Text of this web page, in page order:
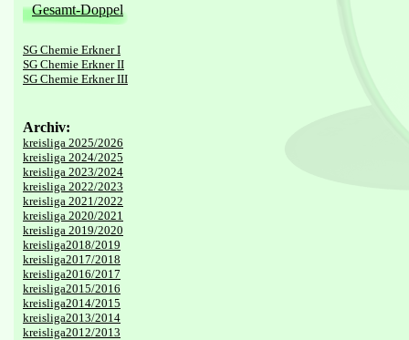
Gesamt-Doppel
SG Chemie Erkner I
SG Chemie Erkner II
SG Chemie Erkner III
Archiv:
kreisliga 2025/2026
kreisliga 2024/2025
kreisliga 2023/2024
kreisliga 2022/2023
kreisliga 2021/2022
kreisliga 2020/2021
kreisliga 2019/2020
kreisliga2018/2019
kreisliga2017/2018
kreisliga2016/2017
kreisliga2015/2016
kreisliga2014/2015
kreisliga2013/2014
kreisliga2012/2013